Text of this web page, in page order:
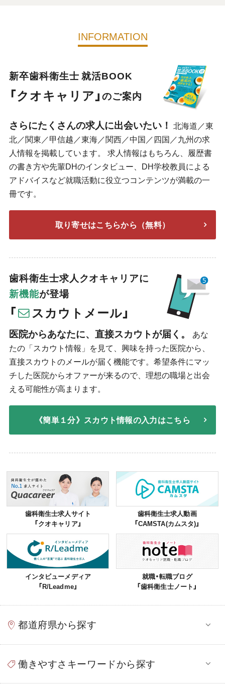
INFORMATION
新卒歯科衛生士 就活BOOK
「クオキャリア」のご案内
さらにたくさんの求人に出会いたい！
北海道／東
北／関東／甲信越／東海／関西／中国／四国／九州の求
人情報を掲載しています。 求人情報はもちろん、履歴書
の書き方や先輩DHのインタビュー、DH学校教員による
アドバイスなど就職活動に役立つコンテンツが満載の一
冊です。
取り寄せはこちらから（無料）
歯科衛生士求人クオキャリアに
新機能が登場
「 スカウトメール」
医院からあなたに、直接スカウトが届く。
あな
たの「スカウト情報」を見て、興味を持った医院から、
直接スカウトのメールが届く機能です。希望条件にマッ
チした医院からオファーが来るので、理想の職場と出会
える可能性が高まります。
《簡単１分》スカウト情報の入力はこちら
歯科衛生士求人サイト
「クオキャリア」
歯科衛生士求人動画
「CAMSTA(カムスタ)」
インタビューメディア
「R/Leadme」
就職・転職ブログ
「歯科衛生士ノート」
都道府県から探す
働きやすさキーワードから探す